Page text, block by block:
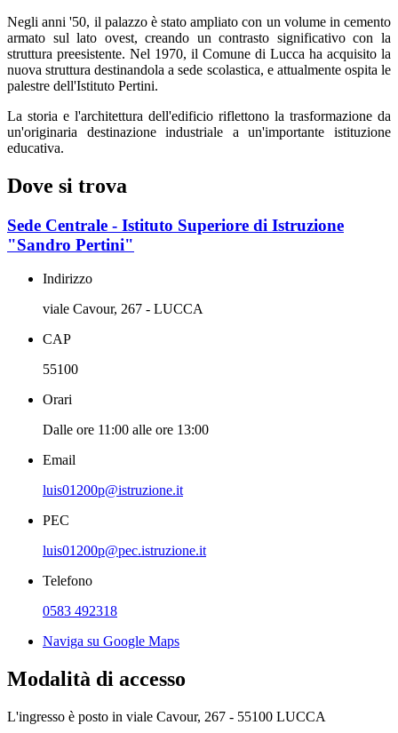
Negli anni '50, il palazzo è stato ampliato con un volume in cemento
armato sul lato ovest, creando un contrasto significativo con la
struttura preesistente. Nel 1970, il Comune di Lucca ha acquisito la
nuova struttura destinandola a sede scolastica, e attualmente ospita le
palestre dell'Istituto Pertini.
La storia e l'architettura dell'edificio riflettono la trasformazione da
un'originaria destinazione industriale a un'importante istituzione
educativa.
Dove si trova
Sede Centrale - Istituto Superiore di Istruzione
"Sandro Pertini"
Indirizzo
viale Cavour, 267 - LUCCA
CAP
55100
Orari
Dalle ore 11:00 alle ore 13:00
Email
luis01200p@istruzione.it
PEC
luis01200p@pec.istruzione.it
Telefono
0583 492318
Naviga su Google Maps
Modalità di accesso
L'ingresso è posto in viale Cavour, 267 - 55100 LUCCA